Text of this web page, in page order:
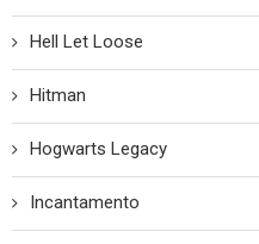
Hell Let Loose
Hitman
Hogwarts Legacy
Incantamento